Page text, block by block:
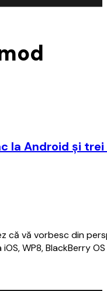
la Android şi
că vă vorbesc din
WP8, BlackBerry